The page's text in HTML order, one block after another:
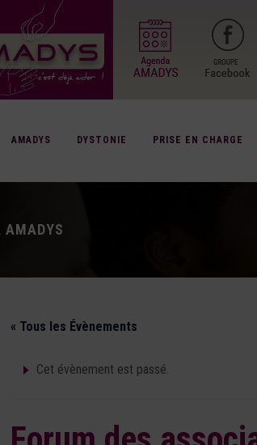
AMADYS DYSTONIE PRISE EN CHARGE
AMADYS
« Tous les Évènements
Cet évènement est passé.